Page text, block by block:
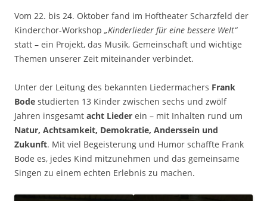
Vom 22. bis 24. Oktober fand im Hoftheater Scharzfeld der
Kinderchor-Workshop „Kinderlieder für eine bessere Welt“
statt – ein Projekt, das Musik, Gemeinschaft und wichtige
Themen unserer Zeit miteinander verbindet.
Unter der Leitung des bekannten Liedermachers Frank
Bode studierten 13 Kinder zwischen sechs und zwölf
Jahren insgesamt acht Lieder ein – mit Inhalten rund um
Natur, Achtsamkeit, Demokratie, Anderssein und
Zukunft. Mit viel Begeisterung und Humor schaffte Frank
Bode es, jedes Kind mitzunehmen und das gemeinsame
Singen zu einem echten Erlebnis zu machen.